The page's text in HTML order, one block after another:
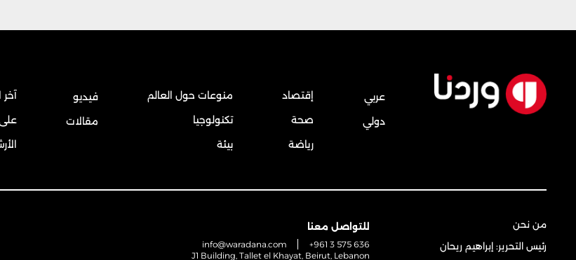
عربي
دولي
إقتصاد
صحة
رياضة
منوعات حول العالم
تكنولوجيا
بيئة
فيديو
مقالات
آخر
من نحن
رئيس التحرير: إبراهيم ريحان
للتواصل معنا
info@waradana.com
+961 3 575 636
J1 Building, Tallet el Khayat, Beirut, Lebanon